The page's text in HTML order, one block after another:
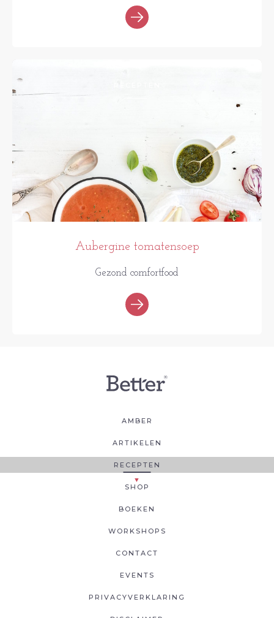
Aubergine tomatensoep
Gezond comfortfood
AMBER
ARTIKELEN
RECEPTEN
SHOP
BOEKEN
WORKSHOPS
CONTACT
EVENTS
PRIVACYVERKLARING